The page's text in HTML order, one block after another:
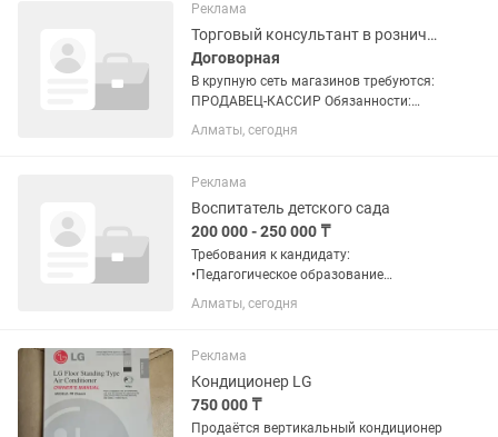
Реклама
Торговый консультант в розничной торговле
Договорная
В крупную сеть магазинов требуются:
ПРОДАВЕЦ-КАССИР Обязанности:
Обслуживание покупателей на кассе,
проведение наличных и безналичных
зале Приемка, разгрузка и...
Алматы, сегодня
Реклама
Воспитатель детского сада
200 000 - 250 000 ₸
Требования к кандидату:
•Педагогическое образование
(дошкольное или начальное
образование). •Опыт работы с детьми
детям, ответственность,
доброжелательность и...
Алматы, сегодня
Реклама
Кондиционер LG
750 000 ₸
Продаётся вертикальный кондиционер